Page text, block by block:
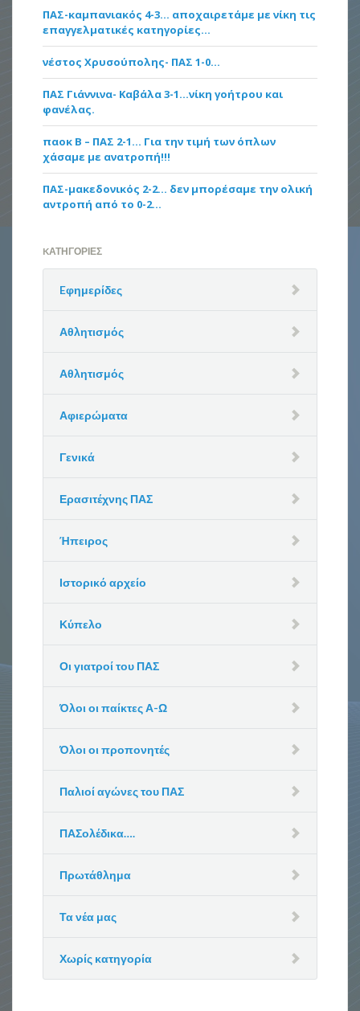
ΠΑΣ-καμπανιακός 4-3… αποχαιρετάμε με νίκη τις
επαγγελματικές κατηγορίες…
νέστος Χρυσούπολης- ΠΑΣ 1-0…
ΠΑΣ Γιάννινα- Καβάλα 3-1…νίκη γοήτρου και
φανέλας.
παοκ Β – ΠΑΣ 2-1… Για την τιμή των όπλων
χάσαμε με ανατροπή!!!
ΠΑΣ-μακεδονικός 2-2… δεν μπορέσαμε την ολική
αντροπή από το 0-2…
KΑΤΗΓΟΡΊΕΣ
Eφημερίδες
Αθλητισμός
Αθλητισμός
Αφιερώματα
Γενικά
Ερασιτέχνης ΠΑΣ
Ήπειρος
Ιστορικό αρχείο
Κύπελο
Οι γιατροί του ΠΑΣ
Όλοι οι παίκτες Α-Ω
Όλοι οι προπονητές
Παλιοί αγώνες του ΠΑΣ
ΠΑΣολέδικα….
Πρωτάθλημα
Τα νέα μας
Χωρίς κατηγορία